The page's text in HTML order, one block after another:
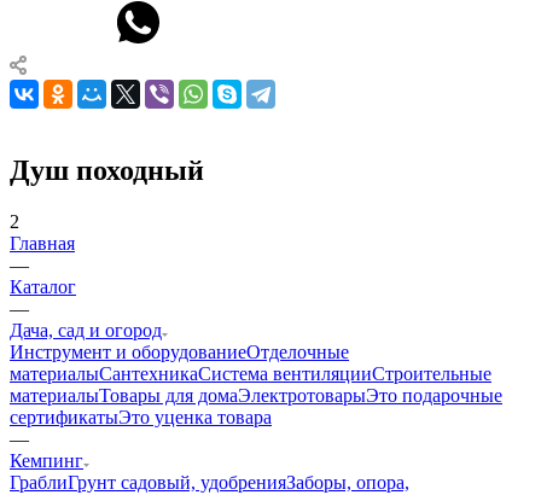
Душ походный
2
Главная
—
Каталог
—
Дача, сад и огород
Инструмент и оборудованиеОтделочные
материалыСантехникаСистема вентиляцииСтроительные
материалыТовары для домаЭлектротоварыЭто подарочные
сертификатыЭто уценка товара
—
Кемпинг
ГраблиГрунт садовый, удобренияЗаборы, опора,